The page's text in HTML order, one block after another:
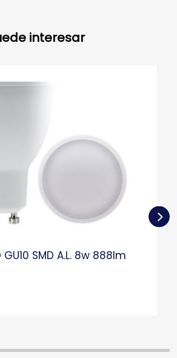
interesar
GU10 SMD A.L. 8w 888lm